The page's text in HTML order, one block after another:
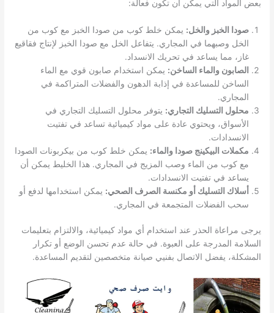
بعض المواد التي يمكن أن تكون فعالة:
صودا الخبز والخل: يمكن خلط كوب من صودا الخبز مع كوب من
الخل وصبهما في المجاري. يتفاعل الخل مع صودا الخبز لإنتاج فقاقيع
غاز، مما يساعد في تحريك الانسداد.
الصابون والماء الساخن: يمكن استخدام صابون قوي مع الماء
الساخن للمساعدة في إذابة الدهون والفضلات المتراكمة في
المجاري.
محلول التسليك التجاري: يتوفر محلول التسليك التجاري في
الأسواق، ويحتوي عادة على مواد كيميائية تساعد في تفتيت
الانسدادات.
مكملات البيكينج صودا والماء: يمكن خلط كوب من بيكربونات الصودا
مع كوب من الماء وصب المزيج في المجاري. هذا الخليط يمكن أن
يساعد في تفتيت الانسدادات.
أسلاك التسليك أو مكنسة الصرف الصحي: يمكن استخدامها لدفع أو
سحب الفضلات المتجمعة في المجاري.
يرجى مراعاة الحذر عند استخدام أي مواد كيميائية، والالتزام بتعليمات
السلامة المدرجة على العبوة. في حالة عدم تحسن الوضع أو تكرار
المشكلة، يفضل الاتصال بفنيي صيانة متخصصين لتقديم المساعدة.